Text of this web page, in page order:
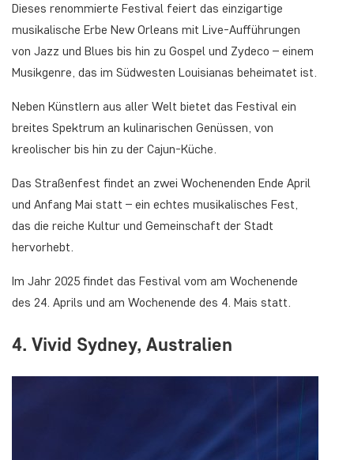
Dieses renommierte Festival feiert das einzigartige
musikalische Erbe New Orleans mit Live-Aufführungen
von Jazz und Blues bis hin zu Gospel und Zydeco – einem
Musikgenre, das im Südwesten Louisianas beheimatet ist.
Neben Künstlern aus aller Welt bietet das Festival ein
breites Spektrum an kulinarischen Genüssen, von
kreolischer bis hin zu der Cajun-Küche.
Das Straßenfest findet an zwei Wochenenden Ende April
und Anfang Mai statt – ein echtes musikalisches Fest,
das die reiche Kultur und Gemeinschaft der Stadt
hervorhebt.
Im Jahr 2025 findet das Festival vom am Wochenende
des 24. Aprils und am Wochenende des 4. Mais statt.
4. Vivid Sydney, Australien